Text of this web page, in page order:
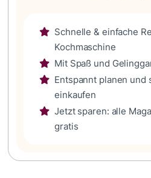
Schnelle & einfache
Kochmaschine
Mit Spaß und
Entspannt planen und
einkaufen
Jetzt sparen: alle
gratis